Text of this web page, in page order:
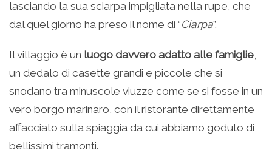
lasciando la sua sciarpa impigliata nella rupe, che
dal quel giorno ha preso il nome di “Ciarpa”.
Il villaggio è un luogo davvero adatto alle famiglie,
un dedalo di casette grandi e piccole che si
snodano tra minuscole viuzze come se si fosse in un
vero borgo marinaro, con il ristorante direttamente
affacciato sulla spiaggia da cui abbiamo goduto di
bellissimi tramonti.